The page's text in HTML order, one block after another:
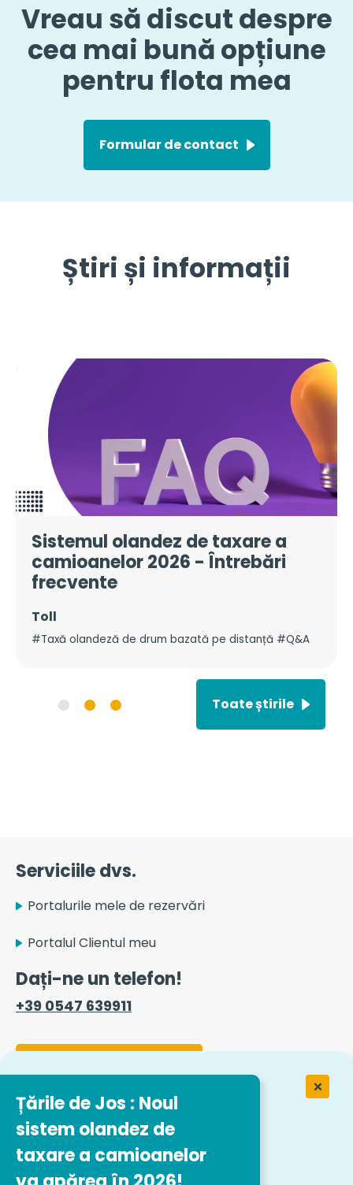
Țările de Jos : Noul
sistem olandez de
taxare a camioanelor
Vreau să discut despre
cea mai bună opțiune
pentru flota mea
Formular de contact
Știri și informații
Toate știrile
Sistemul olandez de taxare a
camioanelor 2026 - Întrebări
frecvente
Toll
#Taxă olandeză de drum bazată pe distanță #Q&A
Serviciile dvs.
Portalurile mele de rezervări
Portalul Clientul meu
Dați-ne un telefon!
+39 0547 639911
Lucrul la Easytrip Transport Services
Ofertele noastre de muncă